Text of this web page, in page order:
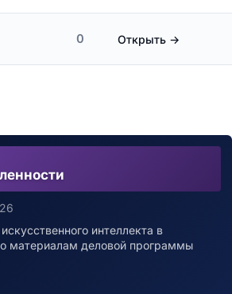
0 Открыть →
интеллекта в
материалам деловой программы